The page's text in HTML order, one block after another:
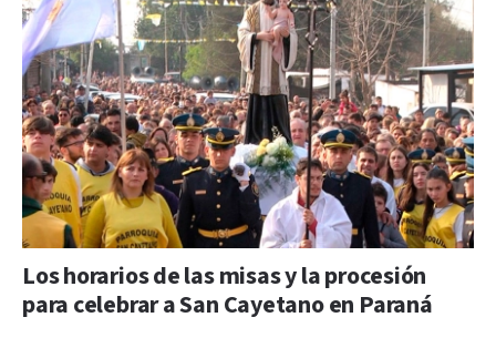
Los horarios de las misas y la procesión
para celebrar a San Cayetano en Paraná